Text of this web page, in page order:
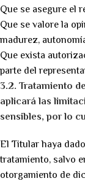
Que se asegure el
Que se valore la
madurez,
Que exista
parte del
3.2. Tratamiento
aplicará las
sensibles, por lo
El Titular haya
tratamiento, salvo
otorgamiento de